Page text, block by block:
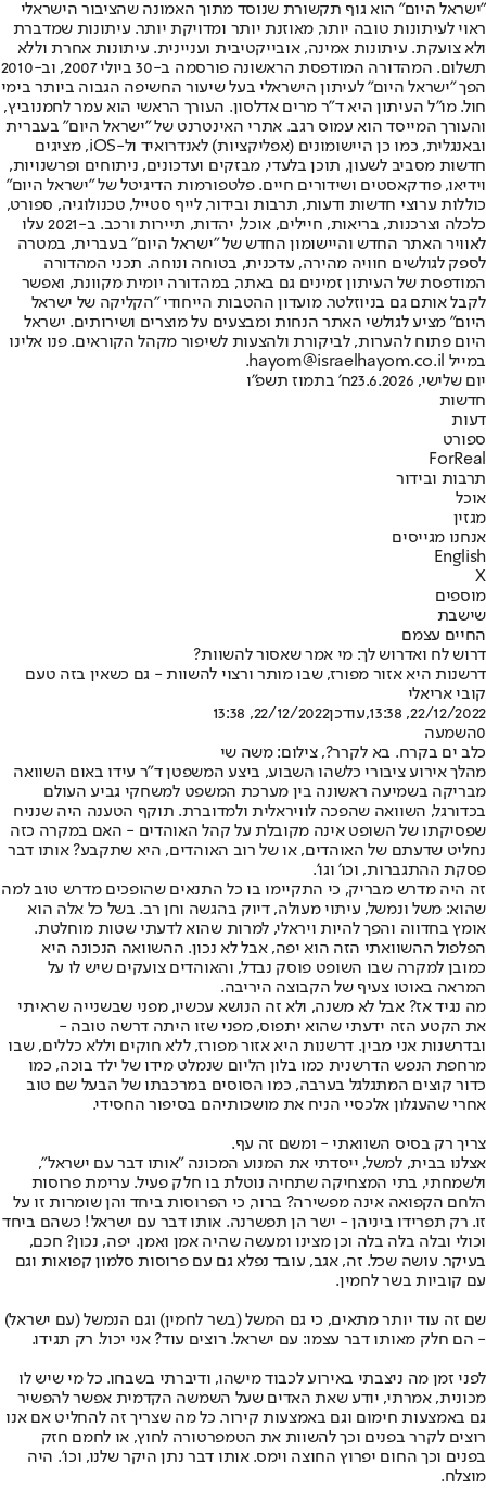
"ישראל היום" הוא גוף תקשורת שנוסד מתוך האמונה שהציבור הישראלי
ראוי לעיתונות טובה יותר, מאוזנת יותר ומדויקת יותר. עיתונות שמדברת
ולא צועקת. עיתונות אמינה, אובייקטיבית ועניינית. עיתונות אחרת וללא
תשלום. המהדורה המודפסת הראשונה פורסמה ב-30 ביולי 2007, וב-2010
הפך "ישראל היום" לעיתון הישראלי בעל שיעור החשיפה הגבוה ביותר בימי
חול. מו"ל העיתון היא ד"ר מרים אדלסון. העורך הראשי הוא עמר לחמנוביץ,
והעורך המייסד הוא עמוס רגב. אתרי האינטרנט של "ישראל היום" בעברית
ובאנגלית, כמו כן היישומונים (אפליקציות) לאנדרואיד ול-iOS, מציגים
חדשות מסביב לשעון, תוכן בלעדי, מבזקים ועדכונים, ניתוחים ופרשנויות,
וידיאו, פודקאסטים ושידורים חיים. פלטפורמות הדיגיטל של "ישראל היום"
כוללות ערוצי חדשות ודעות, תרבות ובידור, לייף סטייל, טכנולוגיה, ספורט,
כלכלה וצרכנות, בריאות, חיילים, אוכל, יהדות, תיירות ורכב. ב-2021 עלו
לאוויר האתר החדש והיישומון החדש של "ישראל היום" בעברית, במטרה
לספק לגולשים חוויה מהירה, עדכנית, בטוחה ונוחה. תכני המהדורה
המודפסת של העיתון זמינים גם באתר, במהדורה יומית מקוונת, ואפשר
לקבל אותם גם בניוזלטר. מועדון ההטבות הייחודי "הקליקה של ישראל
היום" מציע לגולשי האתר הנחות ומבצעים על מוצרים ושירותים. ישראל
היום פתוח להערות, לביקורת ולהצעות לשיפור מקהל הקוראים. פנו אלינו
במייל hayom@israelhayom.co.il.
יום שלישי, 23.6.2026
ח' בתמוז תשפ"ו
חדשות
דעות
ספורט
ForReal
תרבות ובידור
אוכל
מגזין
אנחנו מגייסים
English
X
מוספים
שישבת
החיים עצמם
דרוש לח ואדרוש לך: מי אמר שאסור להשוות?
דרשנות היא אזור מפורז, שבו מותר ורצוי להשוות - גם כשאין בזה טעם
קובי אריאלי
22/12/2022, 13:38
,עודכן22/12/2022, 13:38
0השמעה
כלב ים בקרח. בא לקרר?, צילום: משה שי
מהלך אירוע ציבורי כלשהו השבוע, ביצע המשפטן ד"ר עידו באום השוואה
מבריקה בשמיעה ראשונה בין מערכת המשפט למשחקי גביע העולם
בכדורגל, השוואה שהפכה לוויראלית ולמדוברת. תוקף הטענה היה שנניח
שפסיקתו של השופט אינה מקובלת על קהל האוהדים - האם במקרה כזה
נחליט שדעתם של האוהדים, או של רוב האוהדים, היא שתקבע? אותו דבר
פסקת ההתגברות, וכו' וגו'.
זה היה מדרש מבריק, כי התקיימו בו כל התנאים שהופכים מדרש טוב למה
שהוא: משל ונמשל, עיתוי מעולה, דיוק בהגשה וחן רב. בשל כל אלה הוא
אומץ בחדווה והפך להיות ויראלי, למרות שהוא לדעתי שטות מוחלטת.
הפלפול ההשוואתי הזה הוא יפה, אבל לא נכון. ההשוואה הנכונה היא
כמובן למקרה שבו השופט פוסק נבדל, והאוהדים צועקים שיש לו על
המראה באוטו צעיף של הקבוצה היריבה.
מה נגיד אז? אבל לא משנה, ולא זה הנושא עכשיו, מפני שבשנייה שראיתי
את הקטע הזה ידעתי שהוא יתפוס, מפני שזו היתה דרשה טובה -
ובדרשנות אני מבין. דרשנות היא אזור מפורז, ללא חוקים וללא כללים, שבו
מרחפת הנפש הדרשנית כמו בלון הליום שנמלט מידו של ילד בוכה, כמו
כדור קוצים המתגלגל בערבה, כמו הסוסים במרכבתו של הבעל שם טוב
אחרי שהעגלון אלכסיי הניח את מושכותיהם בסיפור החסידי.
צריך רק בסיס השוואתי - ומשם זה עף.
אצלנו בבית, למשל, ייסדתי את המנוע המכונה "אותו דבר עם ישראל",
ולשמחתי, בתי המצחיקה שתחיה נוטלת בו חלק פעיל. ערימת פרוסות
הלחם הקפואה אינה מפשירה? ברור, כי הפרוסות ביחד והן שומרות זו על
זו. רק תפרידו ביניהן - ישר הן תפשרנה. אותו דבר עם ישראל! כשהם ביחד
וכולי ובלה בלה בלה וכן מצינו ומעשה שהיה אמן ואמן. יפה, נכון? חכם,
בעיקר. עושה שכל. זה, אגב, עובד נפלא גם עם פרוסות סלמון קפואות וגם
עם קוביות בשר לחמין.
שם זה עוד יותר מתאים, כי גם המשל (בשר לחמין) וגם הנמשל (עם ישראל)
- הם חלק מאותו דבר עצמו: עם ישראל. רוצים עוד? אני יכול. רק תגידו.
לפני זמן מה ניצבתי באירוע לכבוד מישהו, ודיברתי בשבחו. כל מי שיש לו
מכונית, אמרתי, יודע שאת האדים שעל השמשה הקדמית אפשר להפשיר
גם באמצעות חימום וגם באמצעות קירור. כל מה שצריך זה להחליט אם אנו
רוצים לקרר בפנים וכך להשוות את הטמפרטורה לחוץ, או לחמם חזק
בפנים וכך החום יפרוץ החוצה וימס. אותו דבר נתן היקר שלנו, וכו'. היה
מוצלח.